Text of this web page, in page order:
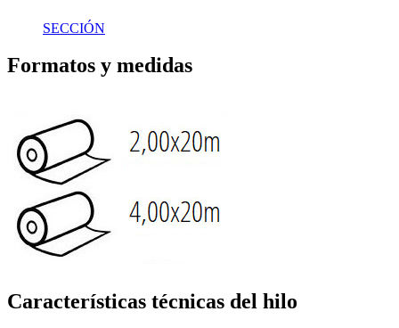
SECCIÓN
Formatos y medidas
Características técnicas del hilo